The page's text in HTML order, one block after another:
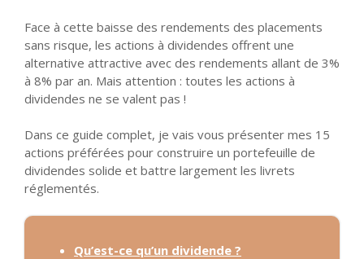
Face à cette baisse des rendements des placements
sans risque, les actions à dividendes offrent une
alternative attractive avec des rendements allant de 3%
à 8% par an. Mais attention : toutes les actions à
dividendes ne se valent pas !
Dans ce guide complet, je vais vous présenter mes 15
actions préférées pour construire un portefeuille de
dividendes solide et battre largement les livrets
réglementés.
Qu’est-ce qu’un dividende ?